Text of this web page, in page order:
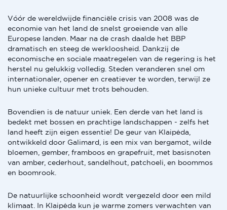
Vóór de wereldwijde financiële crisis van 2008 was de
economie van het land de snelst groeiende van alle
Europese landen. Maar na de crash daalde het BBP
dramatisch en steeg de werkloosheid. Dankzij de
economische en sociale maatregelen van de regering is het
herstel nu gelukkig volledig. Steden veranderen snel om
internationaler, opener en creatiever te worden, terwijl ze
hun unieke cultuur met trots behouden.
Bovendien is de natuur uniek. Een derde van het land is
bedekt met bossen en prachtige landschappen - zelfs het
land heeft zijn eigen essentie! De geur van Klaipėda,
ontwikkeld door Galimard, is een mix van bergamot, wilde
bloemen, gember, framboos en grapefruit, met basisnoten
van amber, cederhout, sandelhout, patchoeli, en boommos
en boomrook.
De natuurlijke schoonheid wordt vergezeld door een mild
klimaat. In Klaipėda kun je warme zomers verwachten van